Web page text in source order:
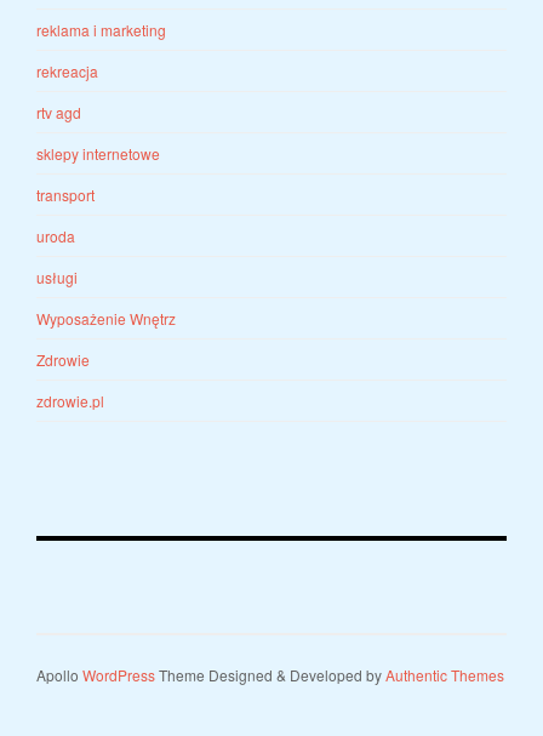
reklama i marketing
rekreacja
rtv agd
sklepy internetowe
transport
uroda
usługi
Wyposażenie Wnętrz
Zdrowie
zdrowie.pl
Apollo WordPressTheme Designed & Developed byAuthentic Themes